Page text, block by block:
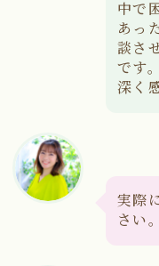
中で
あっ
談さ
です
深く
実際
さい。